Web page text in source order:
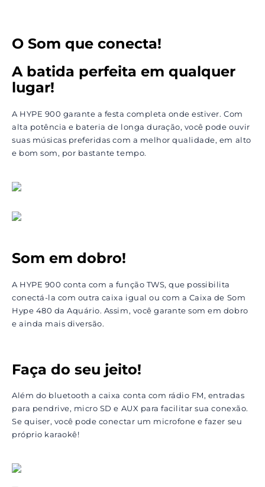
O Som que conecta!
A batida perfeita em qualquer
lugar!
A HYPE 900 garante a festa completa onde estiver. Com
alta potência e bateria de longa duração, você pode ouvir
suas músicas preferidas com a melhor qualidade, em alto
e bom som, por bastante tempo.
Som em dobro!
A HYPE 900 conta com a função TWS, que possibilita
conectá-la com outra caixa igual ou com a Caixa de Som
Hype 480 da Aquário. Assim, você garante som em dobro
e ainda mais diversão.
Faça do seu jeito!
Além do bluetooth a caixa conta com rádio FM, entradas
para pendrive, micro SD e AUX para facilitar sua conexão.
Se quiser, você pode conectar um microfone e fazer seu
próprio karaokê!